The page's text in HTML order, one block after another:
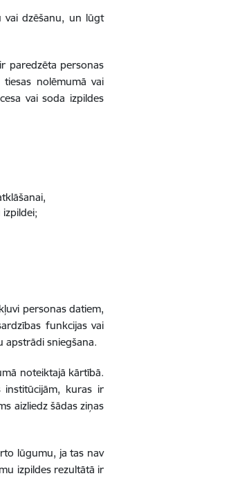
vai dzēšanu, un lūgt
paredzēta personas
nolēmumā vai
vai soda izpildes
personas datiem,
funkcijas vai
apstrādi sniegšana.
noteiktajā kārtībā.
institūcijām, kuras ir
aizliedz šādas ziņas
lūgumu, ja tas nav
izpildes rezultātā ir